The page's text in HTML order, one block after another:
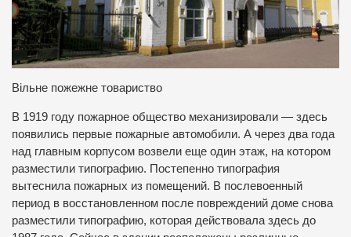
Вільне пожежне товариство
В 1919 году пожарное общество механизировали — здесь
появились первые пожарные автомобили. А через два года
над главным корпусом возвели еще один этаж, на котором
разместили типографию. Постепенно типография
вытеснила пожарных из помещений. В послевоенный
период в восстановленном после повреждений доме снова
разместили типографию, которая действовала здесь до